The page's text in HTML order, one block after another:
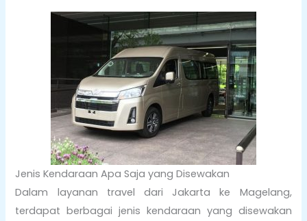
Jenis Kendaraan Apa Saja yang Disewakan
Dalam layanan travel dari Jakarta ke Magelang,
terdapat berbagai jenis kendaraan yang disewakan